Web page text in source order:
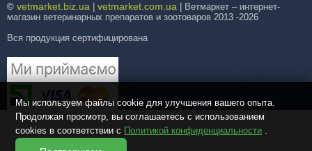
© vetmarket.biz.ua vetmarket.com.ua | Ветмаркет – интернет-
магазин ветеринарных препаратов и зоотоваров 2013 -2026
Вся продукция сертифицирована
Мы используем файлы cookie для улучшения вашего опыта.
Продолжая просмотр, вы соглашаетесь с использованием
cookies в соответствии с Политикой конфиденциальности .